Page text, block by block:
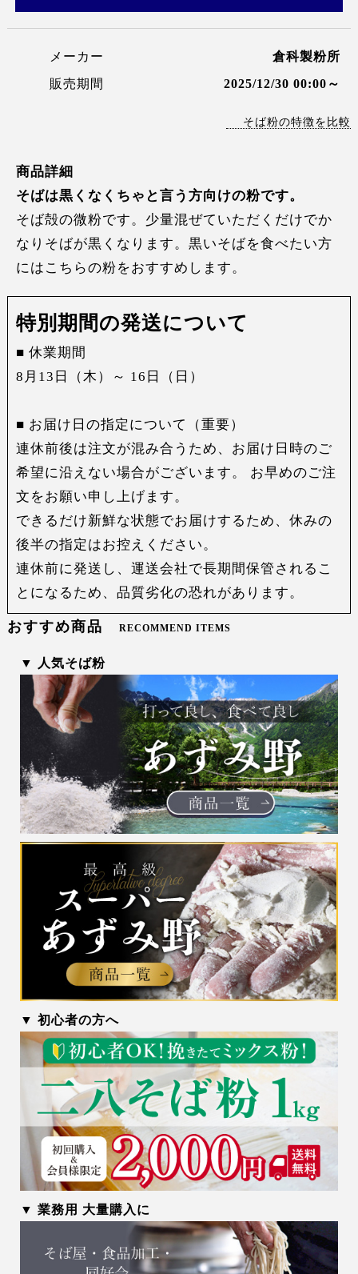
メーカー
倉科製粉所
販売期間
2025/12/30 00:00～
そば粉の特徴を比較
商品詳細
そばは黒くなくちゃと言う方向けの粉です。
そば殻の微粉です。少量混ぜていただくだけでか
なりそばが黒くなります。黒いそばを食べたい方
にはこちらの粉をおすすめします。
特別期間の発送について
■ 休業期間
8月13日（木）～ 16日（日）
■ お届け日の指定について（重要）
連休前後は注文が混み合うため、お届け日時のご
希望に沿えない場合がございます。 お早めのご注
文をお願い申し上げます。
できるだけ新鮮な状態でお届けするため、休みの
後半の指定はお控えください。
連休前に発送し、運送会社で長期間保管されるこ
とになるため、品質劣化の恐れがあります。
おすすめ商品 RECOMMEND ITEMS
▼ 人気そば粉
▼ 初心者の方へ
▼ 業務用 大量購入に